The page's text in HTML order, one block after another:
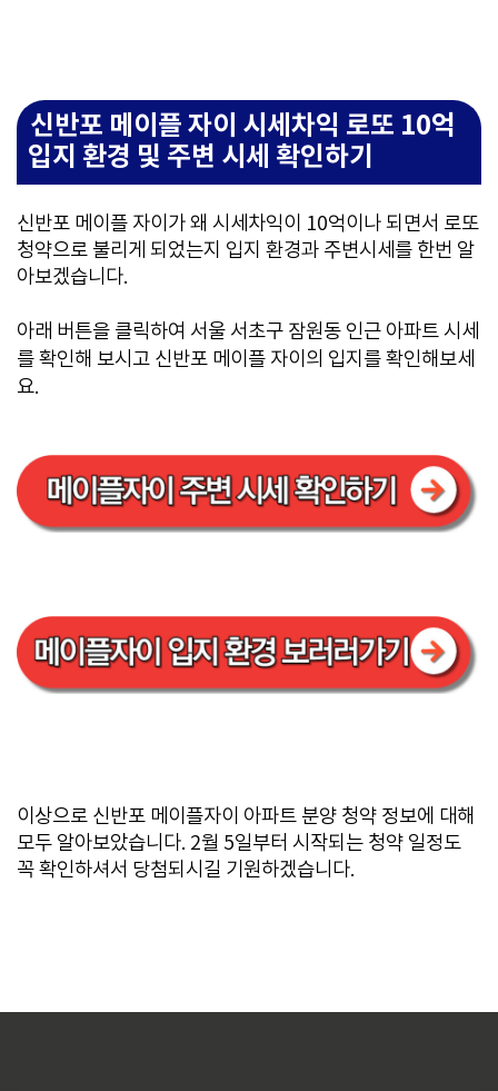
신반포 메이플 자이 시세차익 로또 10억
입지 환경 및 주변 시세 확인하기
신반포 메이플 자이가 왜 시세차익이 10억이나 되면서 로또
청약으로 불리게 되었는지 입지 환경과 주변시세를 한번 알
아보겠습니다.
아래 버튼을 클릭하여 서울 서초구 잠원동 인근 아파트 시세
를 확인해 보시고 신반포 메이플 자이의 입지를 확인해보세
요.
이상으로 신반포 메이플자이 아파트 분양 청약 정보에 대해
모두 알아보았습니다. 2월 5일부터 시작되는 청약 일정도
꼭 확인하셔서 당첨되시길 기원하겠습니다.